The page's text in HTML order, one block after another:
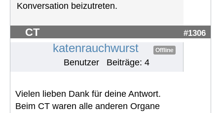
Konversation beizutreten.
CT #1306
katenrauchwurst Offline
Benutzer Beiträge: 4
Vielen lieben Dank für deine Antwort.
Beim CT waren alle anderen Organe